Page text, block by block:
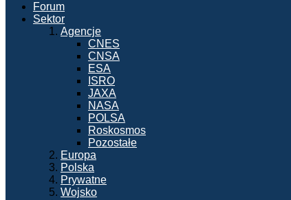
Forum
Sektor
Agencje
CNES
CNSA
ESA
ISRO
JAXA
NASA
POLSA
Roskosmos
Pozostałe
Europa
Polska
Prywatne
Wojsko